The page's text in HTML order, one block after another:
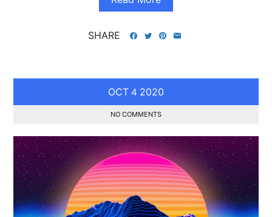
SHARE
OCT 4 2020
NO COMMENTS